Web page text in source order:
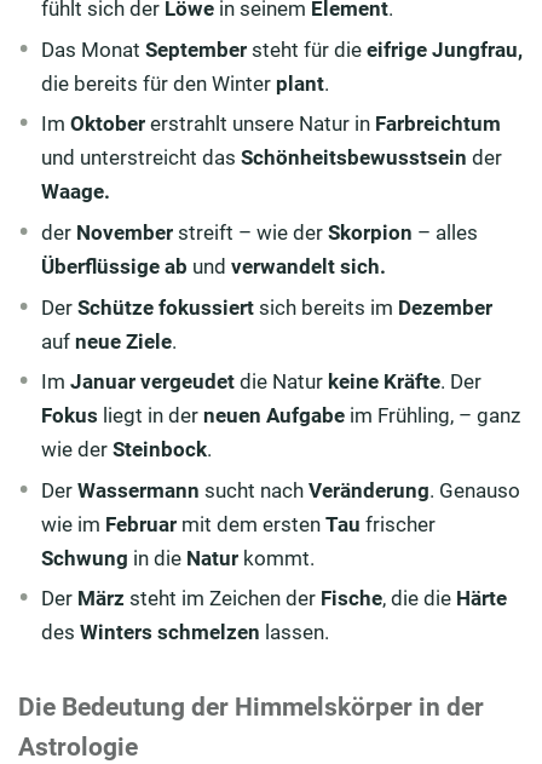
fühlt sich der Löwe in seinem Element.
Das MonatSeptember steht für dieeifrige Jungfrau,
die bereits für den Winter plant.
ImOktober erstrahlt unsere Natur in Farbreichtum
und unterstreicht dasSchönheitsbewusstsein der
Waage.
der November streift – wie derSkorpion – alles
Überflüssige ab undverwandelt sich.
DerSchütze fokussiertsich bereits im Dezember
aufneue Ziele.
ImJanuar vergeudet die Natur keine Kräfte. Der
Fokus liegt in derneuen Aufgabe im Frühling, – ganz
wie derSteinbock.
DerWassermann sucht nachVeränderung. Genauso
wie im Februar mit dem erstenTau frischer
Schwung in die Natur kommt.
Der März steht im Zeichen der Fische, die die Härte
desWinters schmelzen lassen.
Die Bedeutung der Himmelskörper in der
Astrologie